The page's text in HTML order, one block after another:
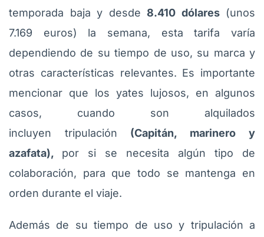
temporada baja y desde 8.410 dólares(unos
7.169 euros) la semana, esta tarifa varía
dependiendo de su tiempo de uso, su marca y
otras características relevantes. Es importante
mencionar que los yates lujosos, en algunos
casos, cuando son alquilados
incluyen tripulación (Capitán, marinero y
azafata), por si se necesita algún tipo de
colaboración, para que todo se mantenga en
orden durante el viaje.
Además de su tiempo de uso y tripulación a